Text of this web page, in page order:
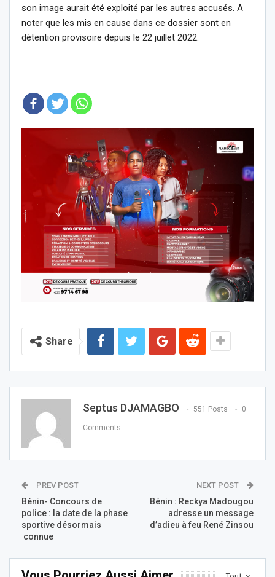
son image aurait été exploité par les autres accusés. A
noter que les mis en cause dans ce dossier sont en
détention provisoire depuis le 22 juillet 2022.
Share
Septus DJAMAGBO 551 Posts 0
Comments
PREV POST
Bénin- Concours de
police : la date de la phase
sportive désormais
connue
NEXT POST
Bénin : Reckya Madougou
adresse un message
d’adieu à feu René Zinsou